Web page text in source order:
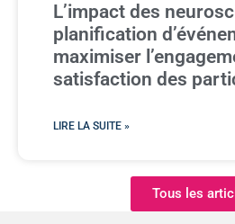
L’impact des
planification
maximiser
satisfaction des
LIRE LA SUITE »
Tous les